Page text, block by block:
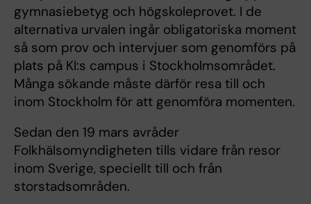
gymnasiebetyg och högskoleprovet. I de
alternativa urvalen ingår obligatoriska moment
så som prov och intervjuer som genomförs på
plats på KI:s campus i Stockholmsområdet.
Många sökande måste därför resa till och
inom Stockholm för att genomföra momenten.
Sedan den 19 mars avråder
Folkhälsomyndigheten tills vidare från resor
inom Sverige, speciellt till och från
storstadsområden.